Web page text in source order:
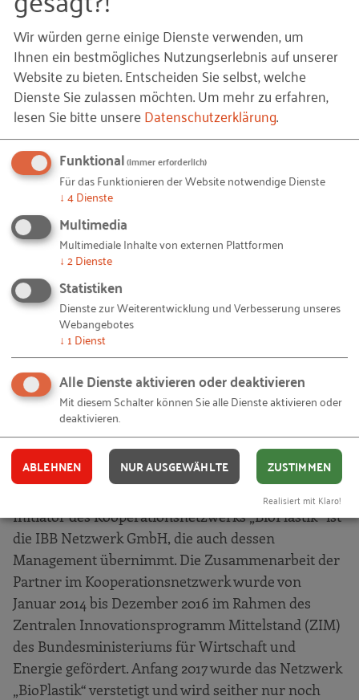
Lebensmittelverpackungen, Tragetaschen,
Spielzeug oder Funktionstextilien – alle diese
Produkte bestehen aus petrobasierten Kunststoffen
Natur nur sehr schlecht abgebaut werden. Die Reste
reichern sich als unerwünschter und umwelt- bzw.
gesundheitsschädlicher Kunststoffmüll an, z. B. im
Meer. Die Partner des Kooperationsnetzwerks
„BioPlastik“ haben es sich deshalb zur Aufgabe
gemacht, technische Projekte zur Entwicklung von
innovativen, biobasierten, abbaubaren und
gleichzeitig preisgünstigen Biopolymeren
durchzuführen. Materialien aus Bioplastik –
insbesondere Materialien aus den bisher wenig
vermarkteten Polyhydroxyalkanoaten (PHA) – sollen
dadurch deutliche Marktanteile an
Massenprodukten gewinnen. Darüber hinaus
stellen die Partner hohe Nachhaltigkeitskriterien an
die Herstellung der Biopolymere und die
Materialien selbst.
Initiator des Kooperationsnetzwerks „BioPlastik“ ist
die IBB Netzwerk GmbH, die auch dessen
Management übernimmt. Die Zusammenarbeit der
Partner im Kooperationsnetzwerk wurde von
Januar 2014 bis Dezember 2016 im Rahmen des
Zentralen Innovationsprogramm Mittelstand (ZIM)
des Bundesministeriums für Wirtschaft und
Energie gefördert. Anfang 2017 wurde das Netzwerk
„BioPlastik“ verstetigt und wird seither nur noch
Wir würden gerne einige Dienste verwenden, um
Ihnen ein bestmögliches Nutzungserlebnis auf unserer
Website zu bieten. Entscheiden Sie selbst, welche
Dienste Sie zulassen möchten.Um mehr zu erfahren,
lesen Sie bitte unsereDatenschutzerklärung.
Funktional(immer erforderlich)
Für das Funktionieren der Website notwendige Dienste
↓ 4Dienste
Multimedia
Multimediale Inhalte von externen Plattformen
↓ 2Dienste
Statistiken
Dienste zur Weiterentwicklung und Verbesserung unseres
Webangebotes
↓ 1 Dienst
Alle Dienste aktivieren oder deaktivieren
Mit diesem Schalter können Sie alle Dienste aktivieren oder
deaktivieren.
ABLEHNEN NUR AUSGEWÄHLTE ZUSTIMMEN
Realisiert mit Klaro!